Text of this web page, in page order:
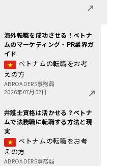
海外転職を成功させる！ベトナ
ムのマーケティング・PR業界ガ
イド
ベトナムの転職をお考
えの方
ABROADERS事務局
2026年07月02日
弁護士資格は活かせる？ベトナ
ムで法務職に転職する方法と現
実
ベトナムの転職をお考
えの方
ABROADERS事務局